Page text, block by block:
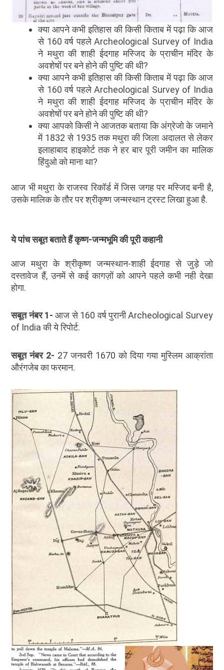
क्या आपने कभी इतिहास की किसी किताब में पढ़ा कि आज
से 160 वर्ष पहले Archeological Survey of India
ने मथुरा की शाही ईदगाह मस्जिद के प्राचीन मंदिर के
अवशेषों पर बने होने की पुष्टि की थी?
क्या आपने कभी इतिहास की किसी किताब में पढ़ा कि आज
से 160 वर्ष पहले Archeological Survey of India
ने मथुरा की शाही ईदगाह मस्जिद के प्राचीन मंदिर के
अवशेषों पर बने होने की पुष्टि की थी?
क्या आपको किसी ने आजतक बताया कि अंग्रेजो के जमाने
में 1832 से 1935 तक मथुरा की जिला अदालत से लेकर
इलाहाबाद हाइकोर्ट तक ने हर बार पूरी जमीन का मालिक
हिंदुओ को माना था?
आज भी मथुरा के राजस्व रिकॉर्ड में जिस जगह पर मस्जिद बनी है,
उसके मालिक के तौर पर श्रीकृष्ण जन्मस्थान ट्रस्ट लिखा हुआ है.
ये पांच सबूत बताते हैं कृष्ण-जन्मभूमि की पूरी कहानी
आज मथुरा के श्रीकृष्ण जन्मस्थान-शाही ईदगाह से जुड़े जो
दस्तावेज हैं, उनमें से कई कागज़ों को आपने पहले कभी नही देखा
होगा.
सबूत नंबर 1-आज से 160 वर्ष पुरानी Archeological Survey
of India की ये रिपोर्ट.
सबूत नंबर 2- 27 जनवरी 1670 को दिया गया मुस्लिम आक्रांता
औरंगजेब का फरमान.